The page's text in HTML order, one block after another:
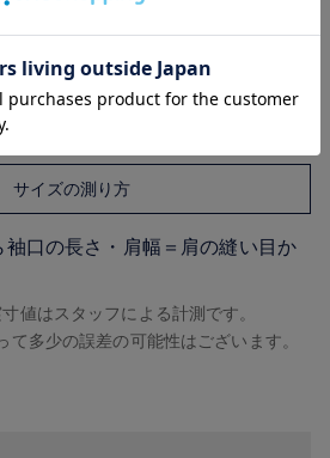
71 50 62
サイズの測り方
口の長さ・肩幅＝肩の縫い目か
値はスタッフによる計測です。
て多少の誤差の可能性はございます。